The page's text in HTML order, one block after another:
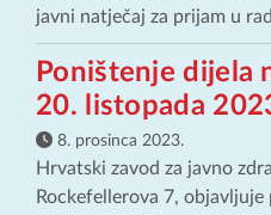
javni natječaj za prijam u
Poništenje dijela
20. listopada
8. prosinca 2023.
Hrvatski zavod za javno
Rockefellerova 7,